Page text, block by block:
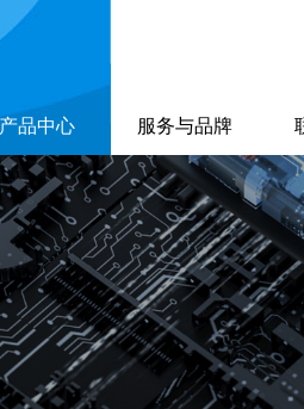
产品中心 服务与品牌